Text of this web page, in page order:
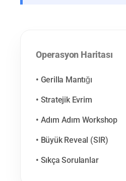
Operasyon Haritası
• Gerilla Mantığı
• Stratejik Evrim
• Adım Adım Workshop
• Büyük Reveal (SIR)
• Sıkça Sorulanlar